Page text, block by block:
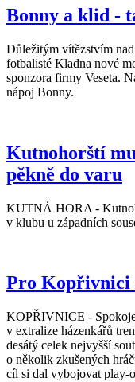
Bonny a klid -
Důležitým vítězstvím
fotbalisté Kladna nové
sponzora firmy Veseta.
nápoj Bonny.
Kutnohorští
pěkně do varu
KUTNÁ HORA -
v klubu u západních
Pro Kopřivnici
KOPŘIVNICE -
v extralize házenkářů
desátý celek nejvyšší
o několik zkušených
cíl si dal vybojovat play-